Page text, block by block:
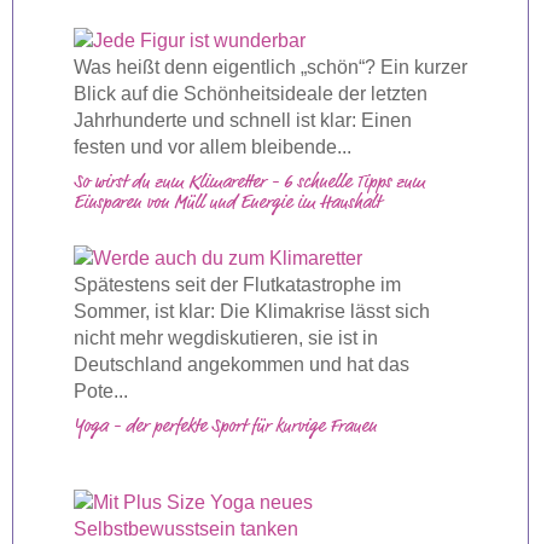
Was heißt denn eigentlich „schön“? Ein kurzer
Blick auf die Schönheitsideale der letzten
Jahrhunderte und schnell ist klar: Einen
festen und vor allem bleibende...
So wirst du zum Klimaretter - 6 schnelle Tipps zum
Einsparen von Müll und Energie im Haushalt
Spätestens seit der Flutkatastrophe im
Sommer, ist klar: Die Klimakrise lässt sich
nicht mehr wegdiskutieren, sie ist in
Deutschland angekommen und hat das
Pote...
Yoga - der perfekte Sport für kurvige Frauen